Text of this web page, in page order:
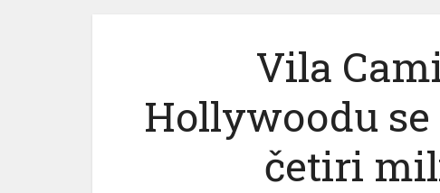
Vila
Hollywoodu se
četiri